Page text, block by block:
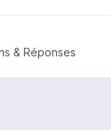
& Réponses